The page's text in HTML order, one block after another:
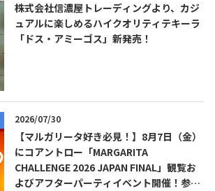
株式会社信濃屋トレーディングより、カジ
ュアルに楽しめるハイクオリティテキーラ
「ドス・アミーゴス」新発売！
2026/07/30
【マルガリータ好き必見！】8月7日（金）
にコアントロー「MARGARITA
CHALLENGE 2026 JAPAN FINAL」観覧お
よびアフターパーティイベント開催！参加